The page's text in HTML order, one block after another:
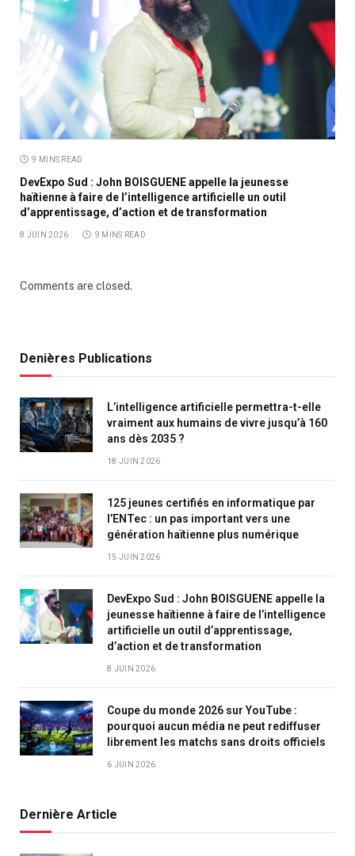
9 MINS READ
DevExpo Sud : John BOISGUENE appelle la jeunesse
haïtienne à faire de l’intelligence artificielle un outil
d’apprentissage, d’action et de transformation
8 JUIN 2026 9 MINS READ
Comments are closed.
Denières Publications
L’intelligence artificielle permettra-t-elle
vraiment aux humains de vivre jusqu’à 160
ans dès 2035 ?
18 JUIN 2026
125 jeunes certifiés en informatique par
l’ENTec : un pas important vers une
génération haïtienne plus numérique
15 JUIN 2026
DevExpo Sud : John BOISGUENE appelle la
jeunesse haïtienne à faire de l’intelligence
artificielle un outil d’apprentissage,
d’action et de transformation
8 JUIN 2026
Coupe du monde 2026 sur YouTube :
pourquoi aucun média ne peut rediffuser
librement les matchs sans droits officiels
6 JUIN 2026
Dernière Article